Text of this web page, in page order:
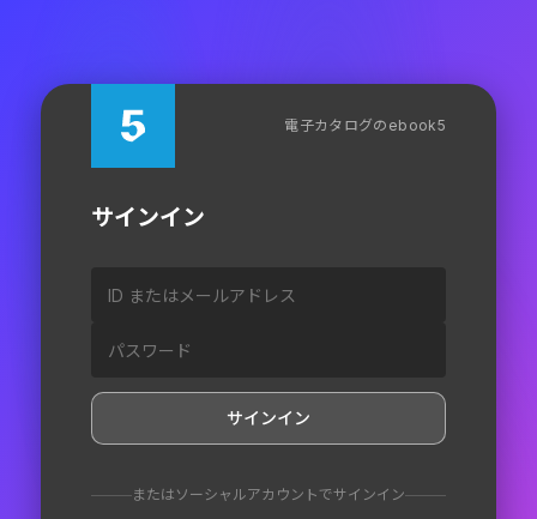
電子カタログのebook5
サインイン
サインイン
またはソーシャルアカウントでサインイン